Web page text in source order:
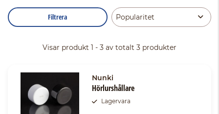
Filtrera
Visar produkt 1 - 3 av totalt 3 produkter
Nunki
Hörlurshållare
Lagervara